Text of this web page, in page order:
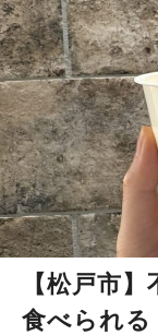
【松戸市
食べられ